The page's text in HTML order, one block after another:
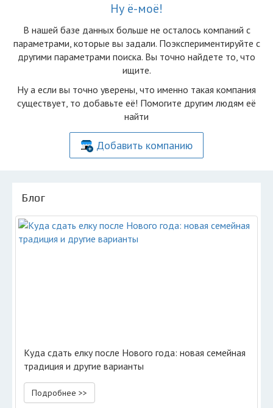
Ну ё-моё!
В нашей базе данных больше не осталоcь компаний с
параметрами, которые вы задали. Поэкспериментируйте с
другими параметрами поиска. Вы точно найдете то, что
ищите.
Ну а если вы точно уверены, что именно такая компания
существует, то добавьте её! Помогите другим людям её
найти
Добавить компанию
Блог
Куда сдать елку после Нового года: новая семейная
традиция и другие варианты
Подробнее >>